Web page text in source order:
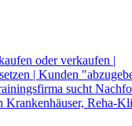
oder verkaufen |
| Kunden
sucht
Krankenhäuser, Reha-